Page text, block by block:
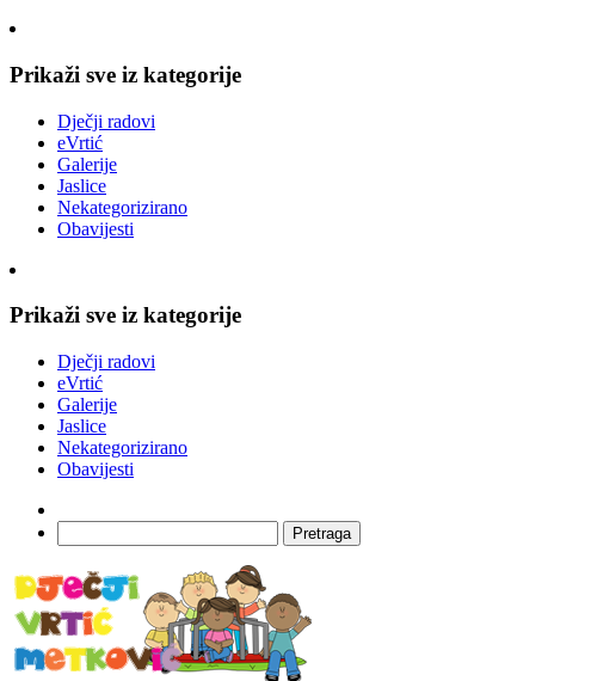
Prikaži sve iz kategorije
Dječji radovi
eVrtić
Galerije
Jaslice
Nekategorizirano
Obavijesti
Prikaži sve iz kategorije
Dječji radovi
eVrtić
Galerije
Jaslice
Nekategorizirano
Obavijesti